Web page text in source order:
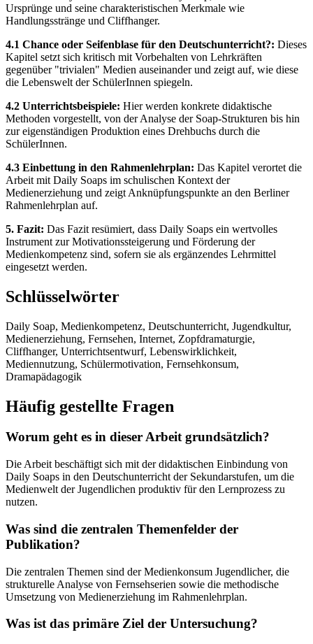
Ursprünge und seine charakteristischen Merkmale wie
Handlungsstränge und Cliffhanger.
4.1 Chance oder Seifenblase für den Deutschunterricht?: Dieses
Kapitel setzt sich kritisch mit Vorbehalten von Lehrkräften
gegenüber "trivialen" Medien auseinander und zeigt auf, wie diese
die Lebenswelt der SchülerInnen spiegeln.
4.2 Unterrichtsbeispiele: Hier werden konkrete didaktische
Methoden vorgestellt, von der Analyse der Soap-Strukturen bis hin
zur eigenständigen Produktion eines Drehbuchs durch die
SchülerInnen.
4.3 Einbettung in den Rahmenlehrplan: Das Kapitel verortet die
Arbeit mit Daily Soaps im schulischen Kontext der
Medienerziehung und zeigt Anknüpfungspunkte an den Berliner
Rahmenlehrplan auf.
5. Fazit: Das Fazit resümiert, dass Daily Soaps ein wertvolles
Instrument zur Motivationssteigerung und Förderung der
Medienkompetenz sind, sofern sie als ergänzendes Lehrmittel
eingesetzt werden.
Schlüsselwörter
Daily Soap, Medienkompetenz, Deutschunterricht, Jugendkultur,
Medienerziehung, Fernsehen, Internet, Zopfdramaturgie,
Cliffhanger, Unterrichtsentwurf, Lebenswirklichkeit,
Mediennutzung, Schülermotivation, Fernsehkonsum,
Dramapädagogik
Häufig gestellte Fragen
Worum geht es in dieser Arbeit grundsätzlich?
Die Arbeit beschäftigt sich mit der didaktischen Einbindung von
Daily Soaps in den Deutschunterricht der Sekundarstufen, um die
Medienwelt der Jugendlichen produktiv für den Lernprozess zu
nutzen.
Was sind die zentralen Themenfelder der
Publikation?
Die zentralen Themen sind der Medienkonsum Jugendlicher, die
strukturelle Analyse von Fernsehserien sowie die methodische
Umsetzung von Medienerziehung im Rahmenlehrplan.
Was ist das primäre Ziel der Untersuchung?